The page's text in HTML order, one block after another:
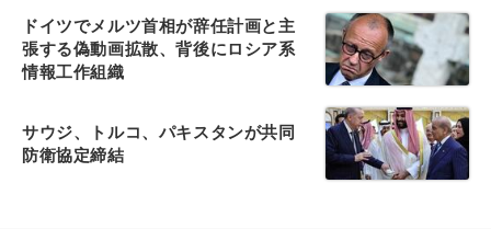
ドイツでメルツ首相が辞任計画と主
張する偽動画拡散、背後にロシア系
情報工作組織
サウジ、トルコ、パキスタンが共同
防衛協定締結